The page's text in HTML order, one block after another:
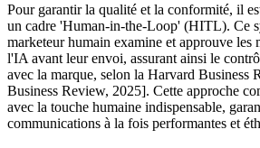
Pour garantir la qualité et la conformité, il
un cadre 'Human-in-the-Loop' (HITL). Ce
marketeur humain examine et approuve les
l'IA avant leur envoi, assurant ainsi le
avec la marque, selon la Harvard Business
Business Review, 2025]. Cette approche
avec la touche humaine indispensable,
communications à la fois performantes et